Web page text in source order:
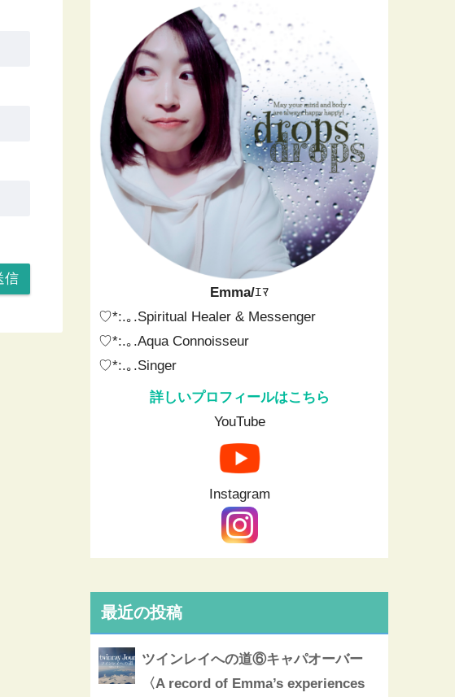
Emma/ｴﾏ
♡*:.｡.Spiritual Healer & Messenger⁡ ⁡
♡*:.｡.⁡Aqua Connoisseur
♡*:.｡.⁡Singer
詳しいプロフィールはこちら
YouTube
Instagram
最近の投稿
ツインレイへの道⑥キャパオーバー
〈A record of Emma’s experiences